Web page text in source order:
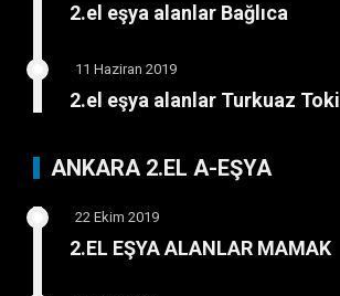
2.el eşya alanlar Bağlıca
11 Haziran 2019
2.el eşya alanlar Turkuaz Toki
ANKARA 2.EL A-EŞYA
22 Ekim 2019
2.EL EŞYA ALANLAR MAMAK